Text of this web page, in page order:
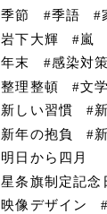
季節
季語
岩下大輝
嵐
年末
感染対策
整理整頓
文学
新しい習慣
新年の抱負
明日から四月
星条旗制定記念
映像デザイン